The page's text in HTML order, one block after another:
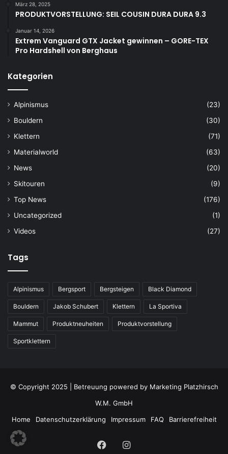
März 28, 2025
PRODUKTVORSTELLUNG: SEIL COUSIN DURA DURA 9.3
Januar 14, 2026
Extrem Vanguard GTX Jacket gewinnen – GORE-TEX
Pro Hardshell von Berghaus
Kategorien
Alpinismus
(23)
Bouldern
(30)
Klettern
(71)
Materialworld
(63)
News
(20)
Skitouren
(9)
Top News
(176)
Uncategorized
(1)
Videos
(27)
Tags
Alpinismus Bergsport Bergsteigen Black Diamond
Bouldern Jakob Schubert Klettern La Sportiva
Mammut Produktneuheiten Produktvorstellung
Sportklettern
© Copyright 2025 | Betreuung powered by Marketing Platzhirsch
W.M. GmbH
Home
Datenschutzerklärung Impressum FAQ Barrierefreiheit
FacebookInstagram